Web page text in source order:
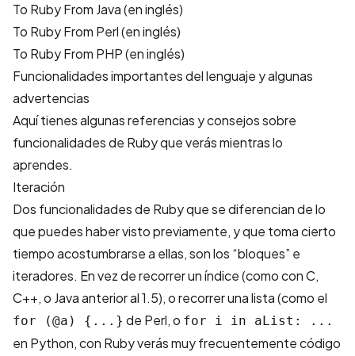
To Ruby From Java(en inglés)
To Ruby From Perl(en inglés)
To Ruby From PHP(en inglés)
Funcionalidades importantes del lenguaje y algunas
advertencias
Aquí tienes algunas referencias y consejos sobre
funcionalidades de Ruby que verás mientras lo
aprendes.
Iteración
Dos funcionalidades de Ruby que se diferencian de lo
que puedes haber visto previamente, y que toma cierto
tiempo acostumbrarse a ellas, son los “bloques” e
iteradores. En vez de recorrer un índice (como con C,
C++, o Java anterior al 1.5), o recorrer una lista (como el
for (@a) {...} de Perl, o for i in aList: ...
en Python, con Ruby verás muy frecuentemente código